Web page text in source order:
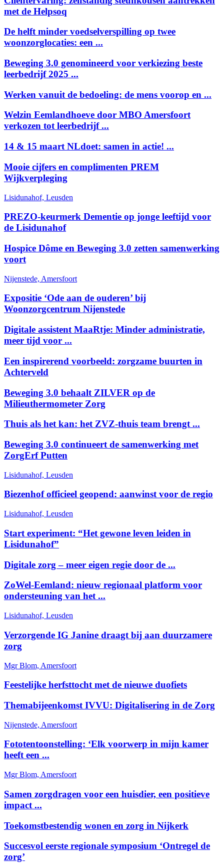
met de Helpsoq
De helft minder voedselverspilling op twee
woonzorglocaties: een ...
Beweging 3.0 genomineerd voor verkiezing beste
leerbedrijf 2025 ...
Werken vanuit de bedoeling: de mens voorop en ...
Welzin Eemlandhoeve door MBO Amersfoort
verkozen tot leerbedrijf ...
14 & 15 maart NLdoet: samen in actie! ...
Mooie cijfers en complimenten PREM
Wijkverpleging
Lisidunahof, Leusden
PREZO-keurmerk Dementie op jonge leeftijd voor
de Lisidunahof
Hospice Dôme en Beweging 3.0 zetten samenwerking
voort
Nijenstede, Amersfoort
Expositie ‘Ode aan de ouderen’ bij
Woonzorgcentrum Nijenstede
Digitale assistent MaaRtje: Minder administratie,
meer tijd voor ...
Een inspirerend voorbeeld: zorgzame buurten in
Achterveld
Beweging 3.0 behaalt ZILVER op de
Milieuthermometer Zorg
Thuis als het kan: het ZVZ-thuis team brengt ...
Beweging 3.0 continueert de samenwerking met
ZorgErf Putten
Lisidunahof, Leusden
Biezenhof officieel geopend: aanwinst voor de regio
Lisidunahof, Leusden
Start experiment: “Het gewone leven leiden in
Lisidunahof”
Digitale zorg – meer eigen regie door de ...
ZoWel-Eemland: nieuw regionaal platform voor
ondersteuning van het ...
Lisidunahof, Leusden
Verzorgende IG Janine draagt bij aan duurzamere
zorg
Mgr Blom, Amersfoort
Feestelijke herfsttocht met de nieuwe duofiets
Themabijeenkomst IVVU: Digitalisering in de Zorg
Nijenstede, Amersfoort
Fototentoonstelling: ‘Elk voorwerp in mijn kamer
heeft een ...
Mgr Blom, Amersfoort
Samen zorgdragen voor een huisdier, een positieve
impact ...
Toekomstbestendig wonen en zorg in Nijkerk
Succesvol eerste regionale symposium ‘Ontregel de
zorg’